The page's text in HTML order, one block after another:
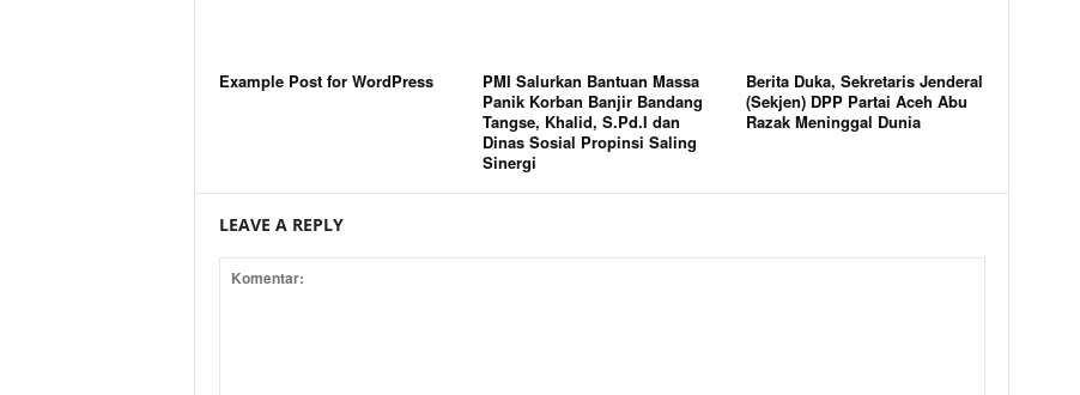
Example Post for WordPress
PMI Salurkan Bantuan Massa
Panik Korban Banjir Bandang
Tangse, Khalid, S.Pd.I dan
Dinas Sosial Propinsi Saling
Sinergi
Berita Duka, Sekretaris Jenderal
(Sekjen) DPP Partai Aceh Abu
Razak Meninggal Dunia
LEAVE A REPLY